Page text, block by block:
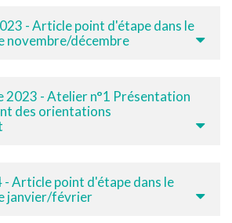
- Article point d'étape dans le
novembre/décembre
2023 - Atelier n°1 Présentation
des orientations
- Article point d'étape dans le
janvier/février